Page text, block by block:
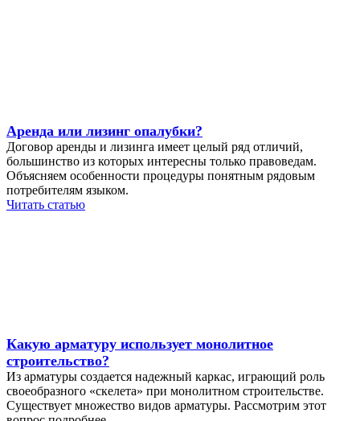
Аренда или лизинг опалубки?
Договор аренды и лизинга имеет целый ряд отличий,
большинство из которых интересны только правоведам.
Объясняем особенности процедуры понятным рядовым
потребителям языком.
Читать статью
Какую арматуру использует монолитное
строительство?
Из арматуры создается надежный каркас, играющий роль
своеобразного «скелета» при монолитном строительстве.
Существует множество видов арматуры. Рассмотрим этот